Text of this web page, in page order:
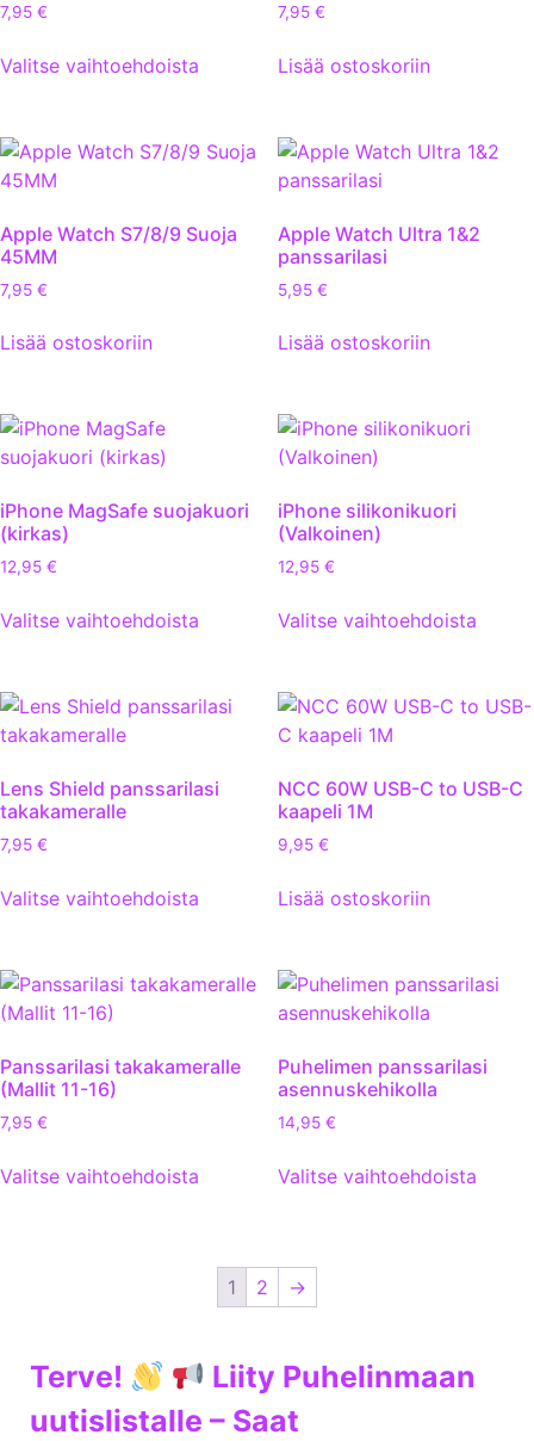
7,95 €
Valitse vaihtoehdoista
7,95 €
Lisää ostoskoriin
Apple Watch S7/8/9 Suoja
45MM
7,95 €
Lisää ostoskoriin
Apple Watch Ultra 1&2
panssarilasi
5,95 €
Lisää ostoskoriin
iPhone MagSafe suojakuori
(kirkas)
12,95 €
Valitse vaihtoehdoista
iPhone silikonikuori
(Valkoinen)
12,95 €
Valitse vaihtoehdoista
Lens Shield panssarilasi
takakameralle
7,95 €
Valitse vaihtoehdoista
NCC 60W USB-C to USB-C
kaapeli 1M
9,95 €
Lisää ostoskoriin
Panssarilasi takakameralle
(Mallit 11-16)
7,95 €
Valitse vaihtoehdoista
Puhelimen panssarilasi
asennuskehikolla
14,95 €
Valitse vaihtoehdoista
1 2 →
Terve!
Liity Puhelinmaan
uutislistalle – Saat